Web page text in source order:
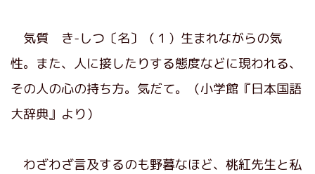
気質 き-しつ〔名〕（１）生まれながらの気
性。また、人に接したりする態度などに現われる、
その人の心の持ち方。気だて。（小学館『日本国語
大辞典』より）
わざわざ言及するのも野暮なほど、桃紅先生と私